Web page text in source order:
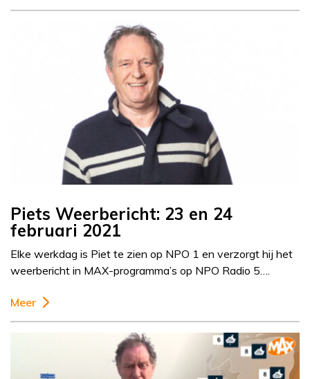
Piets Weerbericht: 23 en 24
februari 2021
Elke werkdag is Piet te zien op NPO 1 en verzorgt hij het
weerbericht in MAX-programma’s op NPO Radio 5….
Meer